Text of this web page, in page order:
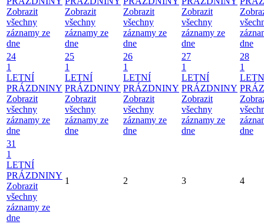
Zobrazit
všechny
záznamy ze
dne
Zobrazit
všechny
záznamy ze
dne
Zobrazit
všechny
záznamy ze
dne
Zobrazit
všechny
záznamy ze
dne
dne
24
1
LETNÍ
PRÁZDNINY
Zobrazit
všechny
záznamy ze
dne
25
1
LETNÍ
PRÁZDNINY
Zobrazit
všechny
záznamy ze
dne
26
1
LETNÍ
PRÁZDNINY
Zobrazit
všechny
záznamy ze
dne
27
1
LETNÍ
PRÁZDNINY
Zobrazit
všechny
záznamy ze
dne
28
1
dne
31
1
LETNÍ
PRÁZDNINY
Zobrazit
všechny
záznamy ze
dne
1 2 3 4